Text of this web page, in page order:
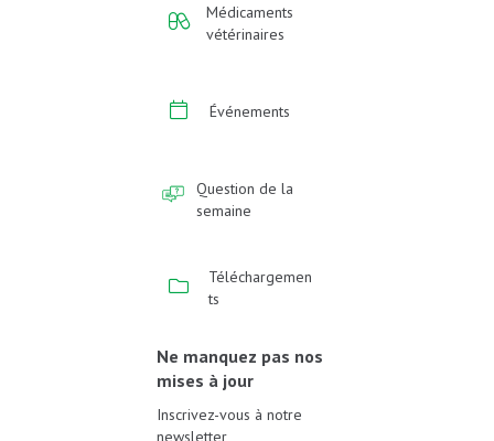
Médicaments
vétérinaires
Événements
Question de la
semaine
Téléchargemen
ts
Ne manquez pas nos
mises à jour
Inscrivez-vous à notre
newsletter